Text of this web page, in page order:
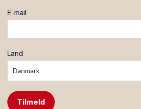
E-mail
Land
Tilmeld